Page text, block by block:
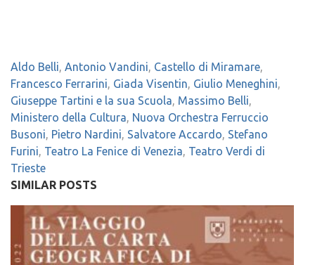
Aldo Belli, Antonio Vandini, Castello di Miramare,
Francesco Ferrarini, Giada Visentin, Giulio Meneghini,
Giuseppe Tartini e la sua Scuola, Massimo Belli,
Ministero della Cultura, Nuova Orchestra Ferruccio
Busoni, Pietro Nardini, Salvatore Accardo, Stefano
Furini, Teatro La Fenice di Venezia, Teatro Verdi di
Trieste
SIMILAR POSTS